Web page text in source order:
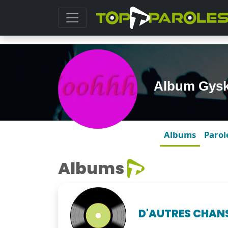
Album
Albums
Albums
D'AUTRES